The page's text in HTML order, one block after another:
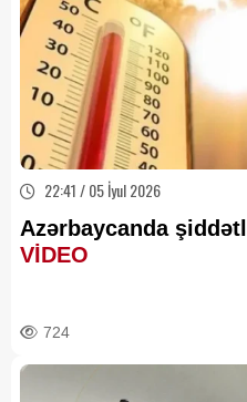
22:41 / 05 İyul 2026
Azərbaycanda
VİDEO
724